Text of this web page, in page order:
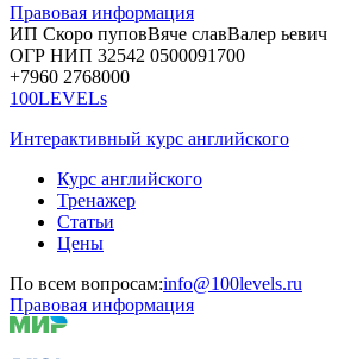
Правовая информация
ИП Скоро пуповВяче славВалер ьевич
ОГР НИП 32542 0500091700
+7960 2768000
100LEVELs
Интерактивный курс английского
Курс английского
Тренажер
Статьи
Цены
По всем вопросам:info@100levels.ru
Правовая информация